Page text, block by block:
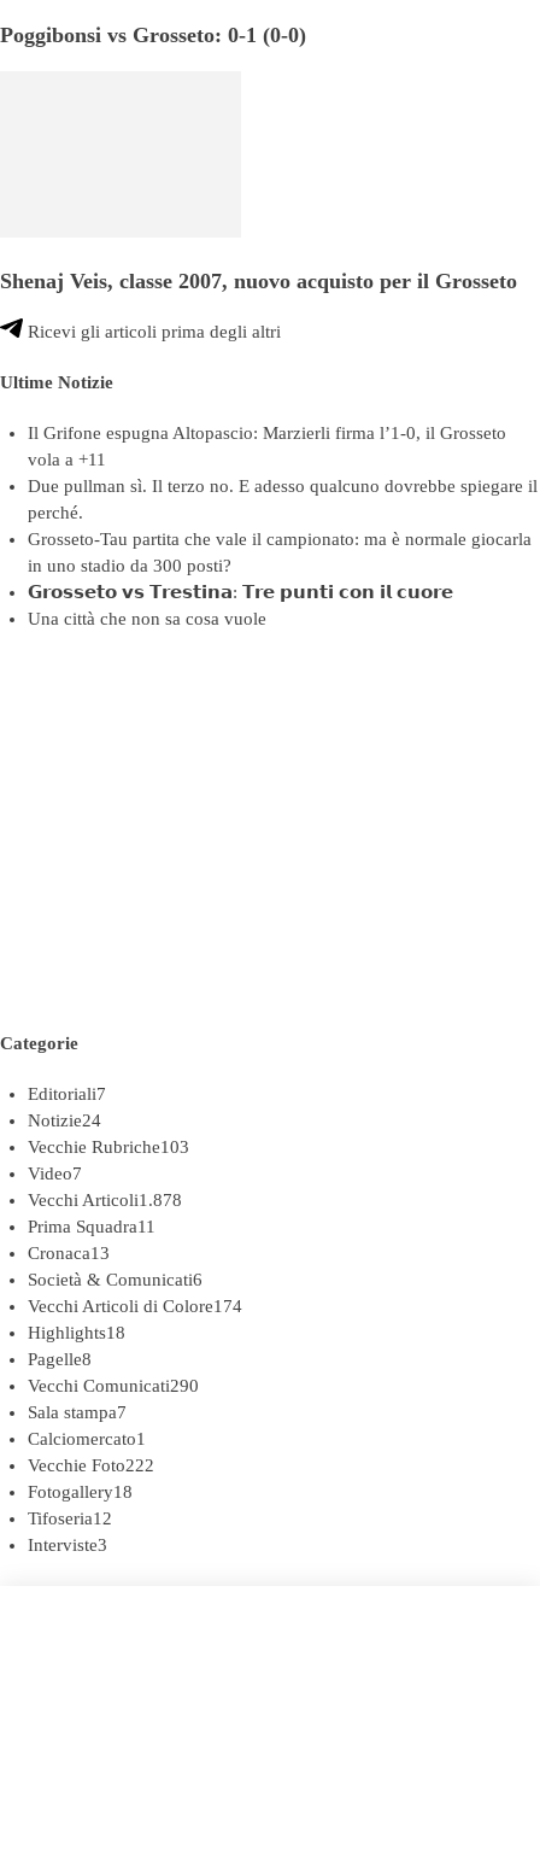
Poggibonsi vs Grosseto: 0-1 (0-0)
Shenaj Veis, classe 2007, nuovo acquisto per il Grosseto
Ricevi gli articoli prima degli altri
Ultime Notizie
Il Grifone espugna Altopascio: Marzierli firma l’1-0, il Grosseto
vola a +11
Due pullman sì. Il terzo no. E adesso qualcuno dovrebbe spiegare il
perché.
Grosseto-Tau partita che vale il campionato: ma è normale giocarla
in uno stadio da 300 posti?
𝗚𝗿𝗼𝘀𝘀𝗲𝘁𝗼 𝘃𝘀 𝗧𝗿𝗲𝘀𝘁𝗶𝗻𝗮: 𝗧𝗿𝗲 𝗽𝘂𝗻𝘁𝗶 𝗰𝗼𝗻 𝗶𝗹 𝗰𝘂𝗼𝗿𝗲
Una città che non sa cosa vuole
Categorie
Editoriali7
Notizie24
Vecchie Rubriche103
Video7
Vecchi Articoli1.878
Prima Squadra11
Cronaca13
Società & Comunicati6
Vecchi Articoli di Colore174
Highlights18
Pagelle8
Vecchi Comunicati290
Sala stampa7
Calciomercato1
Vecchie Foto222
Fotogallery18
Tifoseria12
Interviste3